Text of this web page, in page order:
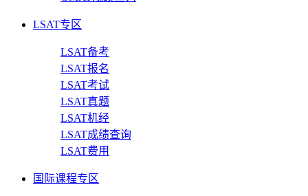
LSAT专区
LSAT备考
LSAT报名
LSAT考试
LSAT真题
LSAT机经
LSAT成绩查询
LSAT费用
国际课程专区